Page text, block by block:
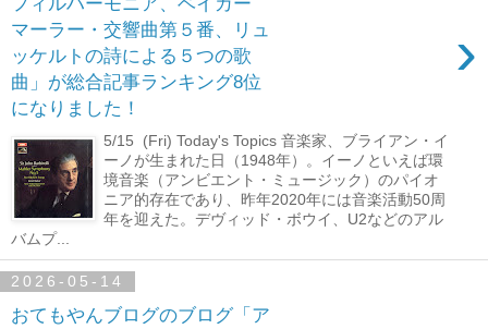
マーラー・交響曲第５番、リュ
ッケルトの詩による５つの歌
曲」が総合記事ランキング8位
になりました！
›
5/15 (Fri) Today's Topics 音楽家、ブライアン・イ
ーノが生まれた日（1948年）。イーノといえば環
境音楽（アンビエント・ミュージック）のパイオ
ニア的存在であり、昨年2020年には音楽活動50周
年を迎えた。デヴィッド・ボウイ、U2などのアル
バムプ...
2026-05-14
おてもやんブログのブログ「ア